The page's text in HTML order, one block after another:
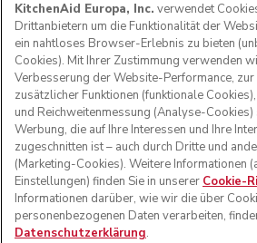
KitchenAid Europa, Inc. verwendet
Drittanbietern um die Funktionalität der
ein nahtloses Browser-Erlebnis zu bieten
Cookies). Mit Ihrer Zustimmung verwenden
Verbesserung der Website-Performance,
zusätzlicher Funktionen (funktionale
und Reichweitenmessung (Analyse-
Werbung, die auf Ihre Interessen und Ihre
zugeschnitten ist – auch durch Dritte und
(Marketing-Cookies). Weitere Informationen
Einstellungen) finden Sie in unserer Cookie-
Informationen darüber, wie wir die über
personenbezogenen Daten verarbeiten,
Datenschutzerklärung.